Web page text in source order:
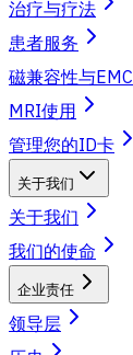
治疗与疗法
患者服务
磁兼容性与EMC
MRI使用
管理您的ID卡
关于我们
关于我们
我们的使命
企业责任
领导层